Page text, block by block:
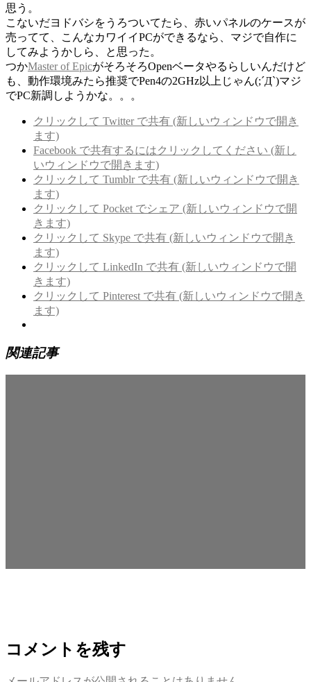
思う。
こないだヨドバシをうろついてたら、赤いパネルのケースが
売ってて、こんなカワイイPCができるなら、マジで自作に
してみようかしら、と思った。
つかMaster of EpicがそろそろOpenベータやるらしいんだけど
も、動作環境みたら推奨でPen4の2GHz以上じゃん(;´Д`)マジ
でPC新調しようかな。。。
クリックして Twitter で共有 (新しいウィンドウで開き
ます)
Facebook で共有するにはクリックしてください (新し
いウィンドウで開きます)
クリックして Tumblr で共有 (新しいウィンドウで開き
ます)
クリックして Pocket でシェア (新しいウィンドウで開
きます)
クリックして Skype で共有 (新しいウィンドウで開き
ます)
クリックして LinkedIn で共有 (新しいウィンドウで開
きます)
クリックして Pinterest で共有 (新しいウィンドウで開き
ます)
関連記事
コメントを残す